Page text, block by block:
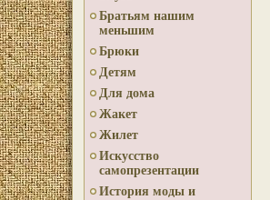
Братьям нашим
меньшим
Брюки
Детям
Для дома
Жакет
Жилет
Искусство
самопрезентации
История моды и